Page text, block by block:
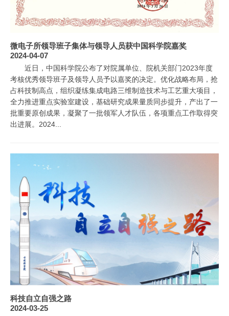
微电子所领导班子集体与领导人员获中国科学院嘉奖
2024-04-07
近日，中国科学院公布了对院属单位、院机关部门2023年度
考核优秀领导班子及领导人员予以嘉奖的决定。优化战略布局，抢
占科技制高点，组织凝练集成电路三维制造技术与工艺重大项目，
全力推进重点实验室建设，基础研究成果量质同步提升，产出了一
批重要原创成果，凝聚了一批领军人才队伍，各项重点工作取得突
出进展。2024...
科技自立自强之路
2024-03-25